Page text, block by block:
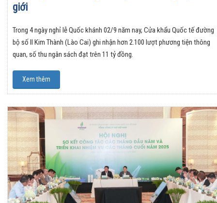
giới
Trong 4 ngày nghỉ lễ Quốc khánh 02/9 năm nay, Cửa khẩu Quốc tế đường
bộ số II Kim Thành (Lào Cai) ghi nhận hơn 2.100 lượt phương tiện thông
quan, số thu ngân sách đạt trên 11 tỷ đồng.
Xem thêm